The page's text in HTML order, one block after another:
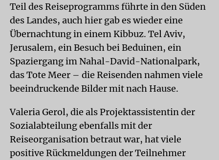
Teil des Reiseprogramms führte in den Süden
des Landes, auch hier gab es wieder eine
Übernachtung in einem Kibbuz. Tel Aviv,
Jerusalem, ein Besuch bei Beduinen, ein
Spaziergang im Nahal-David-Nationalpark,
das Tote Meer – die Reisenden nahmen viele
beeindruckende Bilder mit nach Hause.
Valeria Gerol, die als Projektassistentin der
Sozialabteilung ebenfalls mit der
Reiseorganisation betraut war, hat viele
positive Rückmeldungen der Teilnehmer